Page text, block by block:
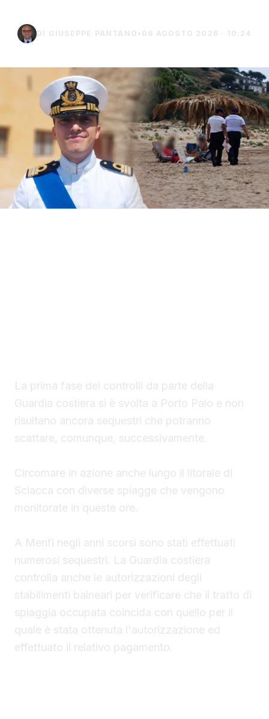
DI GIUSEPPE PANTANO • 06 AGOSTO 2026 · 10:24
La prima fase dei controlli da parte della
Guardia costiera si è svolta a Porto Palo e non
risultano ancora sequestri che potranno
scattare, comunque, successivamente.
Circomare in azione anche lungo il litorale di
Sciacca con diverse spiagge che vengono
monitorate in queste ore.
A Menfi negli anni scorsi sono stati effettuati
numerosi sequestri. La Guardia costiera
controlla anche le autorizzazioni degli
stabilimenti balneari per verificare che il tratto di
spiaggia occupata coincida con quello per il
quale è stata ottenuta l'autorizzazione ed
effettuato il relativo pagamento.